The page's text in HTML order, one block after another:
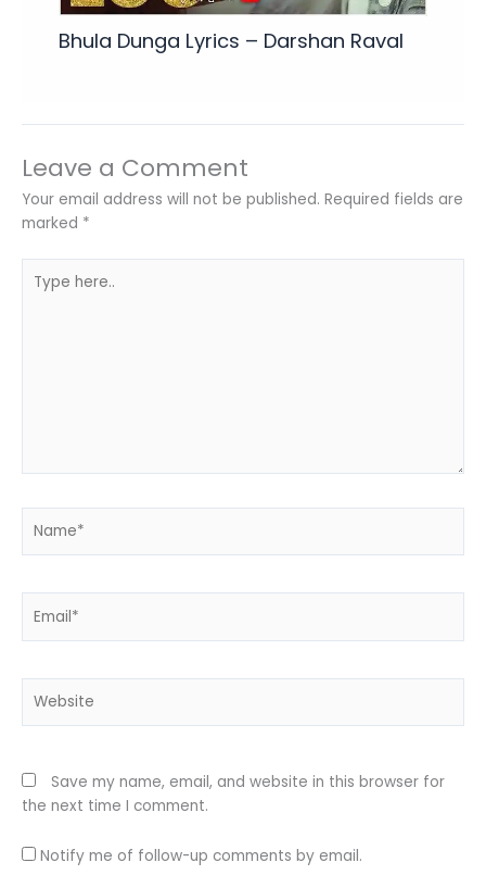
Bhula Dunga Lyrics – Darshan Raval
Leave a Comment
Your email address will not be published. Required fields are
marked *
here..
Save my name, email, and website in this browser for
the next time I comment.
Notify me of follow-up comments by email.